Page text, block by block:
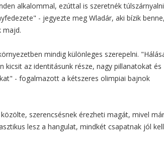
alkalommal, ezúttal is szeretnék
- jegyezte meg Wladár, aki bízik
majd.
mindig különleges szerepelni.
kicsit az identitásunk része, nagy pillanatokat és
- fogalmazott a kétszeres olimpiai bajnok
szerencsésnek érezheti magát, mivel
lesz a hangulat, mindkét csapatnak jól kell